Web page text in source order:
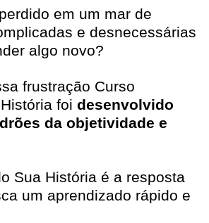
em um mar de
e desnecessárias
algo novo?
frustração Curso
foi desenvolvido
da objetividade e
Sua História é a resposta
um aprendizado rápido e